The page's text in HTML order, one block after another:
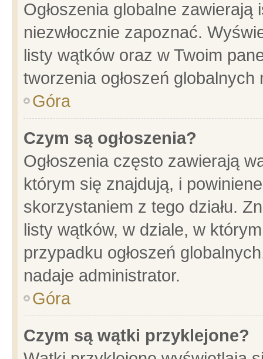
Ogłoszenia globalne
niezwłocznie zapoznać.
listy wątków oraz w Twoim
tworzenia ogłoszeń
Góra
Czym są ogłoszenia?
Ogłoszenia często zawierają
którym się znajdują, i
skorzystaniem z tego działu.
listy wątków, w dziale, w
przypadku ogłoszeń
nadaje administrator.
Góra
Czym są wątki przyklejone?